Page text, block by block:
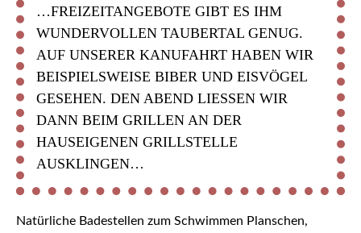
…FREIZEITANGEBOTE GIBT ES IHM
WUNDERVOLLEN TAUBERTAL GENUG.
AUF UNSERER KANUFAHRT HABEN WIR
BEISPIELSWEISE BIBER UND EISVÖGEL
GESEHEN. DEN ABEND LIESSEN WIR D
ANN BEIM GRILLEN AN DER H
AUSEIGENEN GRILLSTELLE A
USKLINGEN…
Natürliche Badestellen zum Schwimmen Planschen,